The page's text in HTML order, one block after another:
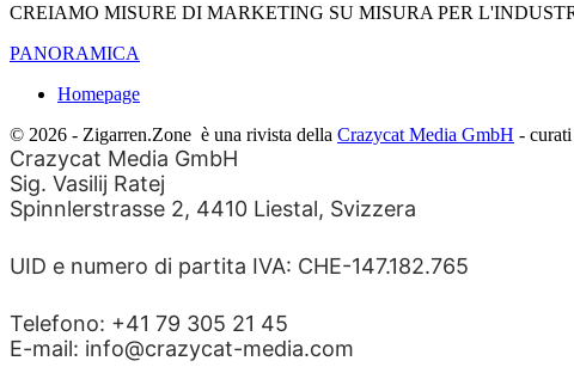
CREIAMO MISURE DI MARKETING SU MISURA PER
PANORAMICA
Homepage
© 2026 - Zigarren.Zone è una rivista della Crazycat Media GmbH -
Crazycat Media GmbH
Sig. Vasilij Ratej
Spinnlerstrasse 2, 4410 Liestal, Svizzera
UID e numero di partita IVA: CHE-147.182.765
Telefono: +41 79 305 21 45
E-mail: info@crazycat-media.com